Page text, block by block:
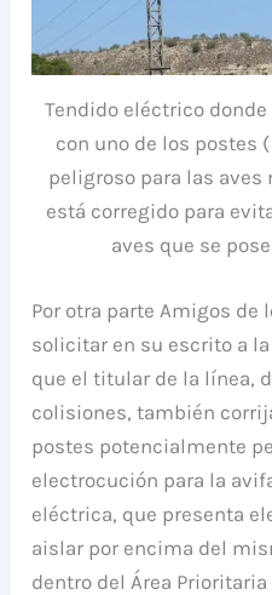
Tendido eléctrico
con uno de los postes
peligroso para las
está corregido para
aves que se
Por otra parte Amigos de
solicitar en su escrito a
que el titular de la línea,
colisiones, también
postes potencialmente
electrocución para la
eléctrica, que presenta
aislar por encima del
dentro del Área Prioritaria